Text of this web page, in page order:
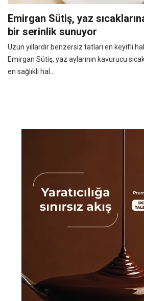
Emirgan Sütiş, yaz
bir serinlik sunuyor
Uzun yıllardır benzersiz tatları en keyifli
Emirgan Sütiş, yaz aylarının kavurucu
en sağlıklı hal...